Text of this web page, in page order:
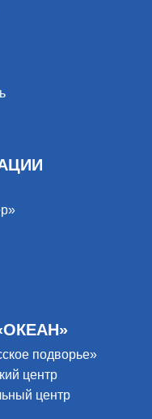
подворье»
центр
центр